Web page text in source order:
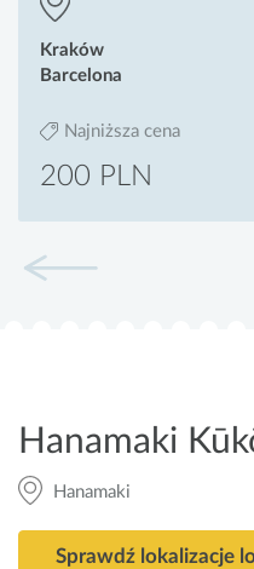
Kraków
Barcelona
Najniższa cena
200 PLN
Hanamaki
Hanamaki
Sprawdź lokalizacje